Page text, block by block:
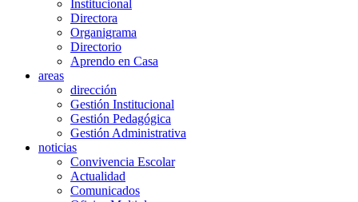
Institucional
Directora
Organigrama
Directorio
Aprendo en Casa
areas
dirección
Gestión Institucional
Gestión Pedagógica
Gestión Administrativa
noticias
Convivencia Escolar
Actualidad
Comunicados